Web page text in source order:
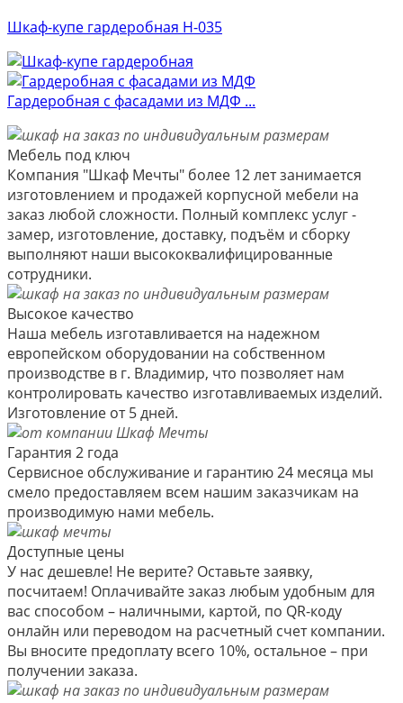
Шкаф-купе гардеробная Н-035
Гардеробная с фасадами из МДФ ...
Мебель под ключ
Компания "Шкаф Мечты" более 12 лет занимается
изготовлением и продажей корпусной мебели на
заказ любой сложности. Полный комплекс услуг -
замер, изготовление, доставку, подъём и сборку
выполняют наши высококвалифицированные
сотрудники.
Высокое качество
Наша мебель изготавливается на надежном
европейском оборудовании на собственном
производстве в г. Владимир, что позволяет нам
контролировать качество изготавливаемых изделий.
Изготовление от 5 дней.
Гарантия 2 года
Сервисное обслуживание и гарантию 24 месяца мы
смело предоставляем всем нашим заказчикам на
производимую нами мебель.
Доступные цены
У нас дешевле! Не верите? Оставьте заявку,
посчитаем! Оплачивайте заказ любым удобным для
вас способом – наличными, картой, по QR-коду
онлайн или переводом на расчетный счет компании.
Вы вносите предоплату всего 10%, остальное – при
получении заказа.